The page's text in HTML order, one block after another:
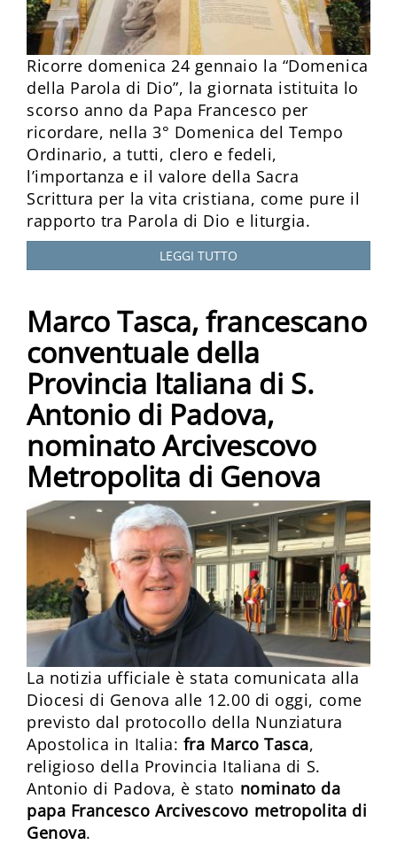
Ricorre domenica 24 gennaio la “Domenica
della Parola di Dio”, la giornata istituita lo
scorso anno da Papa Francesco per
ricordare, nella 3° Domenica del Tempo
Ordinario, a tutti, clero e fedeli,
l’importanza e il valore della Sacra
Scrittura per la vita cristiana, come pure il
rapporto tra Parola di Dio e liturgia.
LEGGI TUTTO
Marco Tasca, francescano
conventuale della
Provincia Italiana di S.
Antonio di Padova,
nominato Arcivescovo
Metropolita di Genova
La notizia ufficiale è stata comunicata alla
Diocesi di Genova alle 12.00 di oggi, come
previsto dal protocollo della Nunziatura
Apostolica in Italia: fra Marco Tasca,
religioso della Provincia Italiana di S.
Antonio di Padova, è stato nominato da
papa Francesco Arcivescovo metropolita di
Genova.